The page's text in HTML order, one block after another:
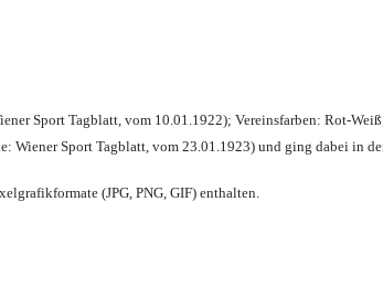
Sport Tagblatt, vom 10.01.1922); Vereinsfarben: Rot-
Wiener Sport Tagblatt, vom 23.01.1923) und ging dabei in
(JPG, PNG, GIF) enthalten.